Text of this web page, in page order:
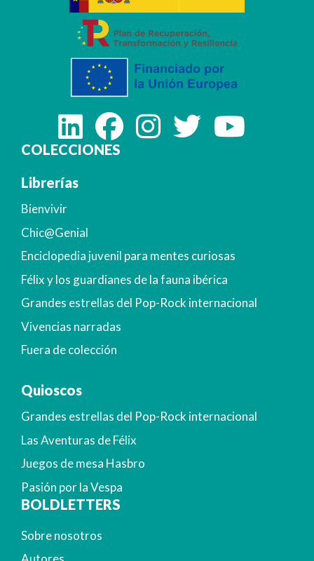
COLECCIONES
Librerías
Bienvivir
Chic@Genial
Enciclopedia juvenil para mentes curiosas
Félix y los guardianes de la fauna ibérica
Grandes estrellas del Pop-Rock internacional
Vivencias narradas
Fuera de colección
Quioscos
Grandes estrellas del Pop-Rock internacional
Las Aventuras de Félix
Juegos de mesa Hasbro
Pasión por la Vespa
BOLDLETTERS
Sobre nosotros